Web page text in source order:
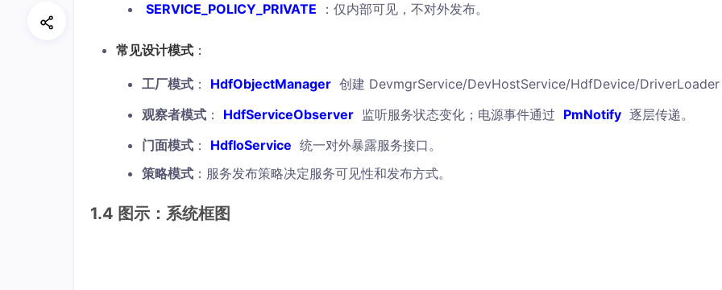
SERVICE_POLICY_PRIVATE
：仅内部可见，不对外发布。
常见设计模式 ：
工厂模式 ： HdfObjectManager 创建 DevmgrService/DevHostService/HdfDevice/DriverLoader
观察者模式 ： HdfServiceObserver 监听服务状态变化；电源事件通过 PmNotify 逐层传递。
门面模式 ： HdfIoService 统一对外暴露服务接口。
策略模式 ：服务发布策略决定服务可见性和发布方式。
1.4 图示：系统框图